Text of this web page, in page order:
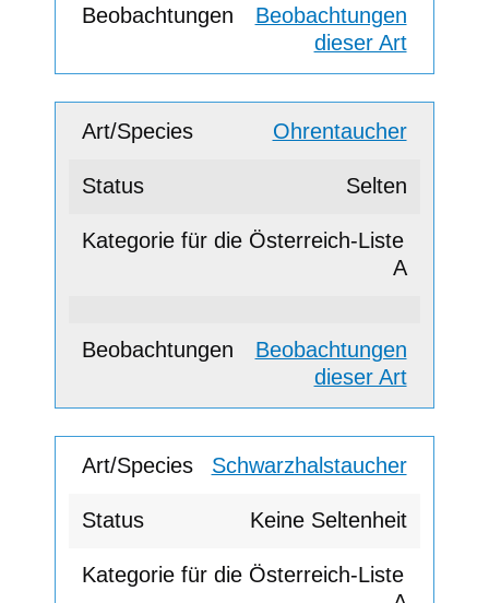
Beobachtungen
dieser Art
Ohrentaucher
Selten
A
Beobachtungen
dieser Art
Schwarzhalstaucher
Keine Seltenheit